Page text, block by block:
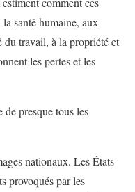
santé humaine, aux
du travail, à la propriété et
les pertes et les
presque tous les
nationaux. Les États-
provoqués par les